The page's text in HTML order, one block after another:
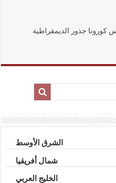
جذور الديمقراطية
الشرق الأوسط
شمال أفريقيا
الخليج العربي